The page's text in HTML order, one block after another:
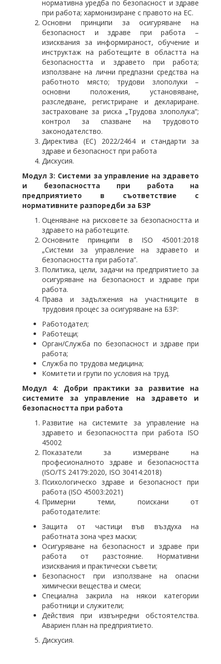
нормативна уредба по безопасност и здраве
при работа; хармонизиране с правото на ЕС.
Основни принципи за осигуряване на
безопасност и здраве при работа –
изисквания за информираност, обучение и
инструктаж на работещите в областта на
безопасността и здравето при работа;
използване на лични предпазни средства на
работното място; трудови злополуки –
основни положения, установяване,
разследване, регистриране и деклариране.
застраховане за риска „Трудова злополука”;
контрол за спазване на трудовото
законодателство.
Директива (ЕС) 2022/2464 и стандарти за
здраве и безопасност при работа
Дискусия.
Модул 3: Системи за управление на здравето
и безопасността при работа на
предприятието в съответствие с
нормативните разпоредби за БЗР
Оценяване на рисковете за безопасността и
здравето на работещите.
Основните принципи в ISO 45001:2018
„Системи за управление на здравето и
безопасността при работа”.
Политика, цели, задачи на предприятието за
осигуряване на безопасност и здраве при
работа.
Права и задължения на участниците в
трудовия процес за осигуряване на БЗР:
Работодател;
Работещи;
Орган/Служба по безопасност и здраве при
работа;
Служба по трудова медицина;
Комитети и групи по условия на труд.
Модул 4: Добри практики за развитие на
системите за управление на здравето и
безопасността при работа
Развитие на системите за управление на
здравето и безопасността при работа ISO
45002
Показатели за измерване на
професионалното здраве и безопасността
(ISO/TS 24179:2020, ISO 30414:2018)
Психологическо здраве и безопасност при
работа (ISO 45003:2021)
Примерни теми, поискани от
работодателите:
Защита от частици във въздуха на
работната зона чрез маски;
Осигуряване на безопасност и здраве при
работа от разстояние. Нормативни
изисквания и практически съвети;
Безопасност при използване на опасни
химически вещества и смеси;
Специална закрила на някои категории
работници и служители;
Действия при извънредни обстоятелства.
Авариен план на предприятието.
Дискусия.